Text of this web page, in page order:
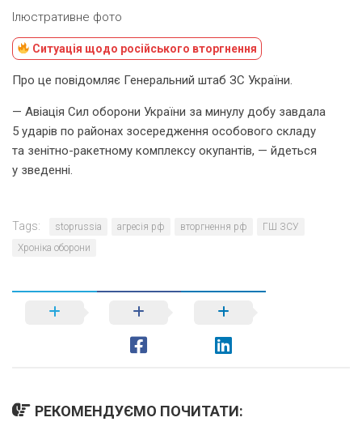
Ілюстративне фото
Ситуація щодо російського вторгнення
Про це повідомляє Генеральний штаб ЗС України.
— Авіація Сил оборони України за минулу добу завдала
5 ударів по районах зосередження особового складу
та зенітно-ракетному комплексу окупантів, — йдеться
у зведенні.
Tags: stoprussia агресія рф вторгнення рф
ГШ ЗСУ
Хроніка оборони
РЕКОМЕНДУЄМО ПОЧИТАТИ: